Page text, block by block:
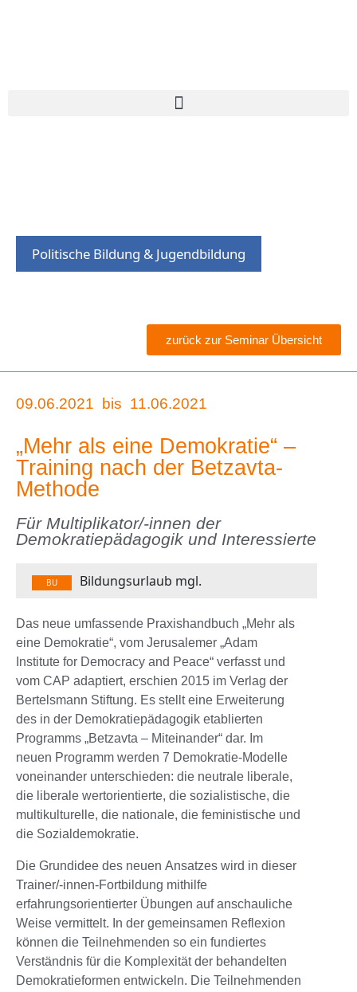
Politische Bildung & Jugendbildung
zurück zur Seminar Übersicht
09.06.2021 bis 11.06.2021
„Mehr als eine Demokratie“ –
Training nach der Betzavta-
Methode
Für Multiplikator/-innen der
Demokratiepädagogik und Interessierte
BU Bildungsurlaub mgl.
Das neue umfassende Praxishandbuch „Mehr als
eine Demokratie“, vom Jerusalemer „Adam
Institute for Democracy and Peace“ verfasst und
vom CAP adaptiert, erschien 2015 im Verlag der
Bertelsmann Stiftung. Es stellt eine Erweiterung
des in der Demokratiepädagogik etablierten
Programms „Betzavta – Miteinander“ dar. Im
neuen Programm werden 7 Demokratie-Modelle
voneinander unterschieden: die neutrale liberale,
die liberale wertorientierte, die sozialistische, die
multikulturelle, die nationale, die feministische und
die Sozialdemokratie.
Die Grundidee des neuen Ansatzes wird in dieser
Trainer/-innen-Fortbildung mithilfe
erfahrungsorientierter Übungen auf anschauliche
Weise vermittelt. In der gemeinsamen Reflexion
können die Teilnehmenden so ein fundiertes
Verständnis für die Komplexität der behandelten
Demokratieformen entwickeln. Die Teilnehmenden